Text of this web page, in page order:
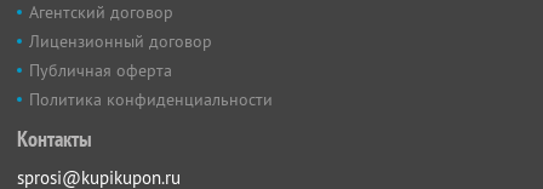
Агентский договор
Лицензионный договор
Публичная оферта
Политика конфиденциальности
Контакты
sprosi@kupikupon.ru